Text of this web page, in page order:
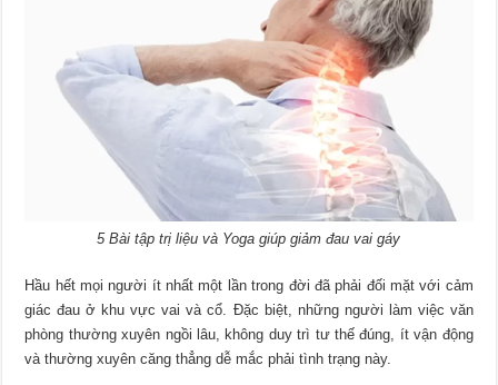
5 Bài tập trị liệu và Yoga giúp giảm đau vai gáy
Hầu hết mọi người ít nhất một lần trong đời đã phải đối mặt với cảm
giác đau ở khu vực vai và cổ. Đặc biệt, những người làm việc văn
phòng thường xuyên ngồi lâu, không duy trì tư thế đúng, ít vận động
và thường xuyên căng thẳng dễ mắc phải tình trạng này.